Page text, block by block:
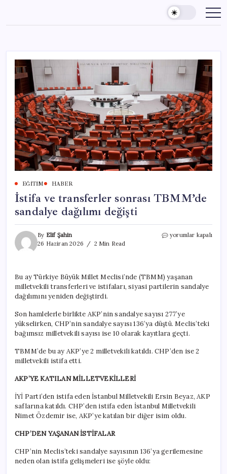
content
EĞITIM HABER
İstifa ve transferler sonrası TBMM’de
sandalye dağılımı değişti
By Elif Şahin
26 Haziran 2026
2 Min Read
İstifa
sandalye
dağılımı
yorumlar kapalı
Bu ay Türkiye Büyük Millet Meclisi’nde (TBMM) yaşanan
milletvekili transferleri ve istifaları, siyasi partilerin sandalye
dağılımını yeniden değiştirdi.
Son hamlelerle birlikte AKP’nin sandalye sayısı 277’ye
yükselirken, CHP’nin sandalye sayısı 136’ya düştü. Meclis’teki
bağımsız milletvekili sayısı ise 10 olarak kayıtlara geçti.
TBMM’de bu ay AKP’ye 2 milletvekili katıldı. CHP’den ise 2
milletvekili istifa etti.
AKP’YE KATILAN MİLLETVEKİLLERİ
İYİ Parti’den istifa eden İstanbul Milletvekili Ersin Beyaz, AKP
saflarına katıldı. CHP’den istifa eden İstanbul Milletvekili
Nimet Özdemir ise, AKP’ye katılan bir diğer isim oldu.
CHP’DEN YAŞANAN İSTİFALAR
CHP’nin Meclis’teki sandalye sayısının 136’ya gerilemesine
neden olan istifa gelişmeleri ise şöyle oldu: